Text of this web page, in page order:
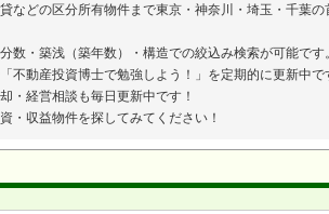
などの区分所有物件まで東京・神奈川・埼玉・千葉
数・築浅（築年数）・構造での絞込み検索が可能です
不動産投資博士で勉強しよう！」を定期的に更新中
・経営相談も毎日更新中です！
・収益物件を探してみてください！